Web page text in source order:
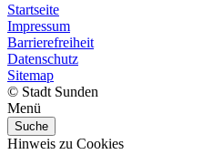
Startseite
Impressum
Barrierefreiheit
Datenschutz
Sitemap
© Stadt Sunden
Menü
Suche
Hinweis zu Cookies